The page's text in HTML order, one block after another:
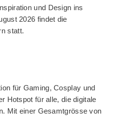
und Design ins
2026 findet die
statt.
für Gaming, Cosplay und
Hotspot für alle, die digitale
Mit einer Gesamtgrösse von